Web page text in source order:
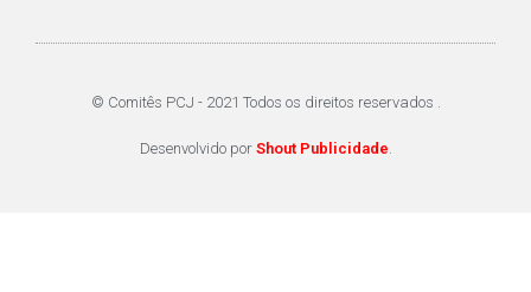
© Comitês PCJ - 2021 Todos os direitos reservados .
Desenvolvido por Shout Publicidade.